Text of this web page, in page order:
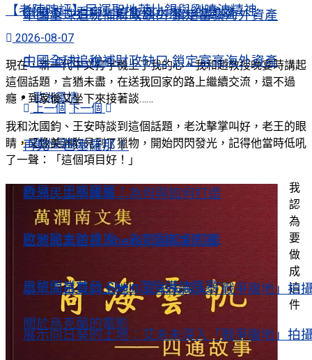
中國全球追稅補財政缺口 鎖定富豪海外資產
上一個 下一個
歐洲風情
再見，巴塞羅那！
歐洲民主防護盾 為何與如何打造
巴黎開業首日 Shein深陷輿論風暴
展示向日葵的土地：艾未未深入「戰爭腹地」拍
關於烏克蘭的電影
劉曉波：看哪，這隻濡水撲火的鸚鵡
中國全球追稅補財政缺口 鎖定富豪海外資產
上一個 下一個
歐洲風情
再見，巴塞羅那！
歐洲民主防護盾 為何與如何打造
巴黎開業首日 Shein深陷輿論風暴
展示向日葵的土地：艾未未深入「戰爭腹地」拍
【老陳時評】民運聖地萊比錫與劉曉波精神
2026-08-07
現在，新一代中文打字機上了我的心。我和趙教授晚宴時講起
這個話題，言猶未盡，在送我回家的路上繼續交流，還不過
癮，到家後又坐下來接著談……
我和沈國鈞、王安時談到這個話題，老沈擊掌叫好，老王的眼
睛，又像美洲豹見到了獵物，開始閃閃發光，記得他當時低吼
了一聲：「這個項目好！」
我
認
為
要
做
成
這
件